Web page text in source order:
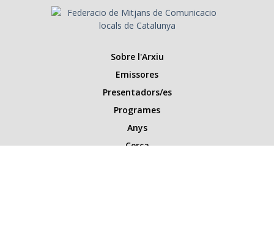
Sobre l'Arxiu
Emissores
Presentadors/es
Programes
Anys
Cerca